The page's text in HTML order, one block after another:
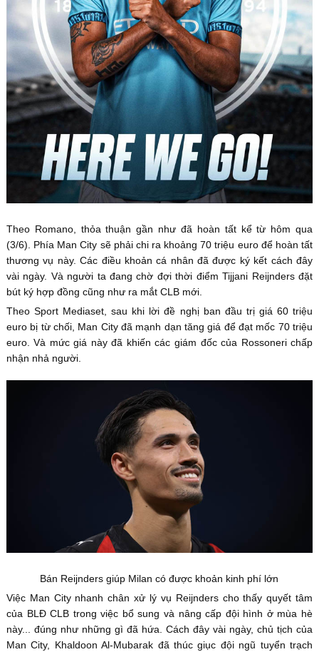
Theo Romano, thỏa thuận gần như đã hoàn tất kể từ hôm qua
(3/6). Phía Man City sẽ phải chi ra khoảng 70 triệu euro để hoàn tất
thương vụ này. Các điều khoản cá nhân đã được ký kết cách đây
vài ngày. Và người ta đang chờ đợi thời điểm Tijjani Reijnders đặt
bút ký hợp đồng cũng như ra mắt CLB mới.
Theo Sport Mediaset, sau khi lời đề nghị ban đầu trị giá 60 triệu
euro bị từ chối, Man City đã mạnh dạn tăng giá để đạt mốc 70 triệu
euro. Và mức giá này đã khiến các giám đốc của Rossoneri chấp
nhận nhả người.
Bán Reijnders giúp Milan có được khoản kinh phí lớn
Việc Man City nhanh chân xử lý vụ Reijnders cho thấy quyết tâm
của BLĐ CLB trong việc bổ sung và nâng cấp đội hình ở mùa hè
này... đúng như những gì đã hứa. Cách đây vài ngày, chủ tịch của
Man City, Khaldoon Al-Mubarak đã thúc giục đội ngũ tuyển trạch